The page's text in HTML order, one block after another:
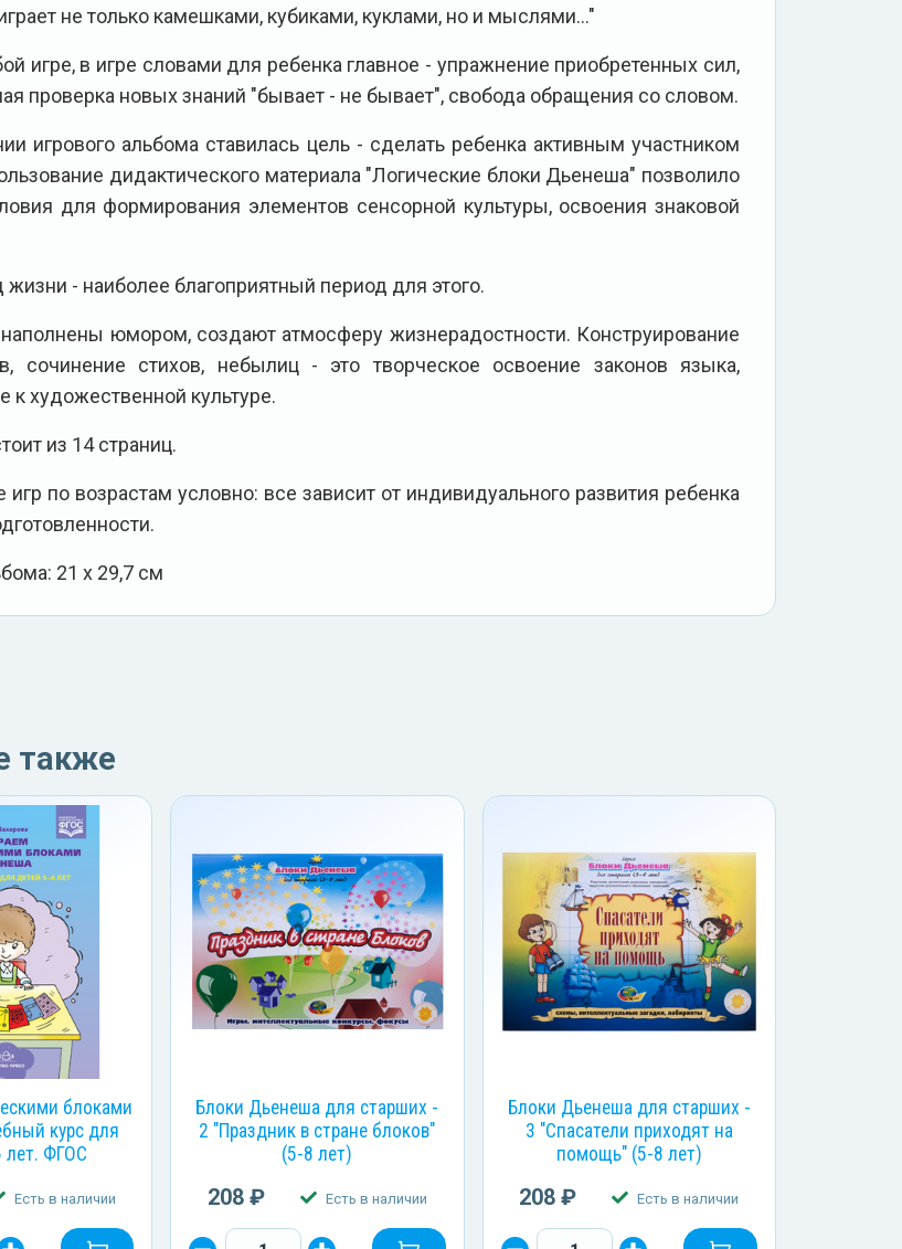
не только камешками, кубиками, куклами, но и мыслями..."
игре, в игре словами для ребенка главное - упражнение приобретенных сил,
проверка новых знаний "бывает - не бывает", свобода обращения со словом.
игрового альбома ставилась цель - сделать ребенка активным участником
дидактического материала "Логические блоки Дьенеша" позволило
для формирования элементов сенсорной культуры, освоения знаковой
жизни - наиболее благоприятный период для этого.
юмором, создают атмосферу жизнерадостности. Конструирование
сочинение стихов, небылиц - это творческое освоение законов языка,
к художественной культуре.
из 14 страниц.
игр по возрастам условно: все зависит от индивидуального развития ребенка
21 х 29,7 см
также
блоками
курс для
лет. ФГОС
Есть в наличии
Блоки Дьенеша для старших -
2 "Праздник в стране блоков"
(5-8 лет)
208 ₽ Есть в наличии
Блоки Дьенеша для старших -
3 "Спасатели приходят на
помощь" (5-8 лет)
208 ₽ Есть в наличии